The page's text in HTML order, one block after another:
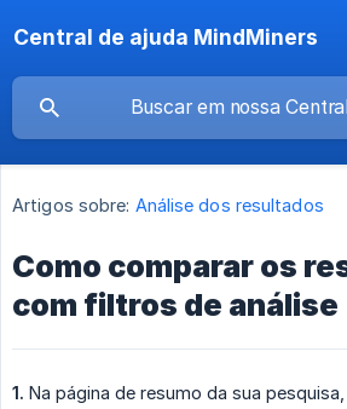
Central de ajuda MindMiners
Artigos sobre: Análise dos resultados
Como comparar os
com filtros de análise
1. Na página de resumo da sua